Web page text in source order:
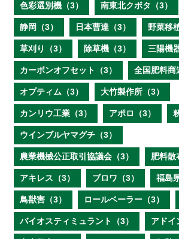
色彩選別機（3） 南東北クボタ（3）
静岡（3） 日本曹達（3） 野菜移
草刈り（3） 除草機（3） 三陽機
カーボンオフセット（3） 全国肥料商
オプティム（3） 大竹製作所（3）
カンリウ工業（3） アポロ（3）
ウインブルヤマグチ（3）
農業機械公正取引協議会（3） 肥料散
アキレス（3） ブロワ（3） 福島
鳥獣害（3） ロールベーラー（3）
バイオスティミュラント（3） アドイ